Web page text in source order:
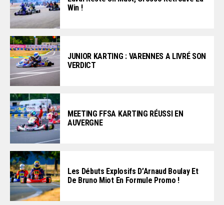
Win !
JUNIOR KARTING : VARENNES A LIVRÉ SON
VERDICT
MEETING FFSA KARTING RÉUSSI EN
AUVERGNE
Les Débuts Explosifs D’Arnaud Boulay Et
De Bruno Miot En Formule Promo !